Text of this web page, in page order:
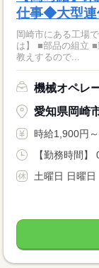
仕事◆大型
岡崎市にある工場で 自
は】 ■部品の組立 ■製品の検査 な
教えするので...
機械オペレ
愛知県岡崎
時給1,900円～
【勤務時間
土曜日 日曜日